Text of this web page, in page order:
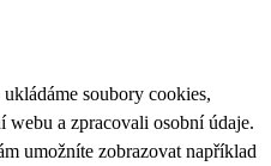
soubory cookies,
a zpracovali osobní údaje.
umožníte zobrazovat například